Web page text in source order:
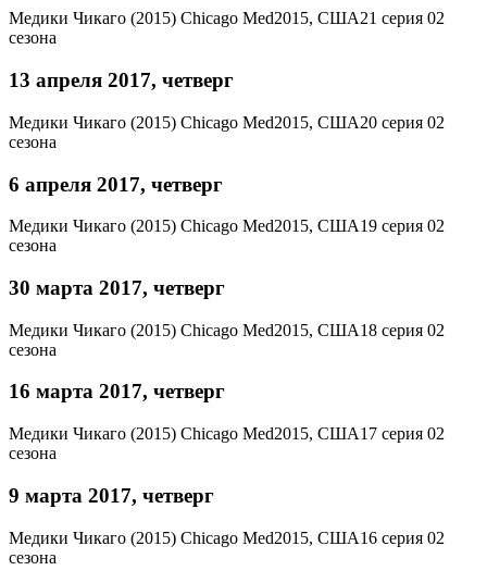
Медики Чикаго (2015) Chicago Med2015, США21 серия 02
сезона
13 апреля 2017, четверг
Медики Чикаго (2015) Chicago Med2015, США20 серия 02
сезона
6 апреля 2017, четверг
Медики Чикаго (2015) Chicago Med2015, США19 серия 02
сезона
30 марта 2017, четверг
Медики Чикаго (2015) Chicago Med2015, США18 серия 02
сезона
16 марта 2017, четверг
Медики Чикаго (2015) Chicago Med2015, США17 серия 02
сезона
9 марта 2017, четверг
Медики Чикаго (2015) Chicago Med2015, США16 серия 02
сезона